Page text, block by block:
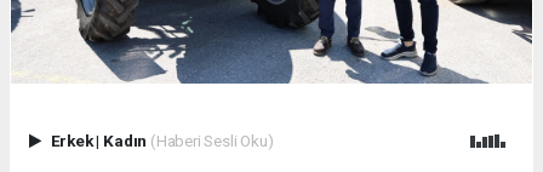
Erkek| Kadın (Haberi Sesli Oku)